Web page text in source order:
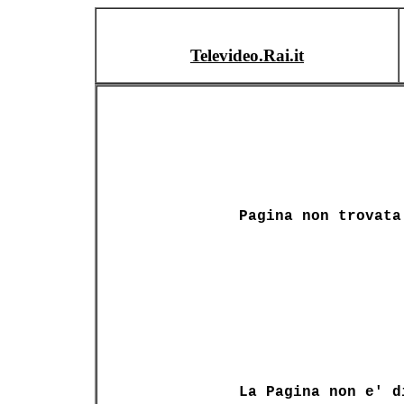
Televideo.Rai.it
Pagina non trovata
La Pagina non e'